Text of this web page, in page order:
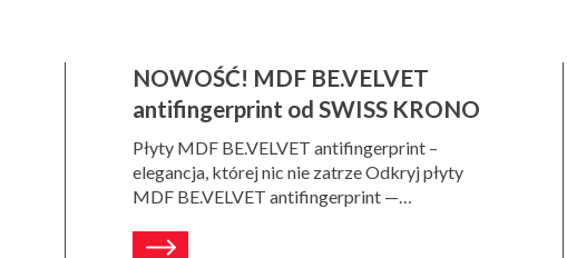
NOWOŚĆ! MDF BE.VELVET
antifingerprint od SWISS KRONO
Płyty MDF BE.VELVET antifingerprint –
elegancja, której nic nie zatrze Odkryj płyty
MDF BE.VELVET antifingerprint —…